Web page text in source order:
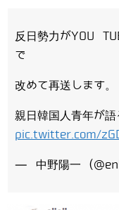
反日勢力がYOU
で
改めて再送します。
親日韓国人青年が
pic.twitter.com/
— 中野陽一